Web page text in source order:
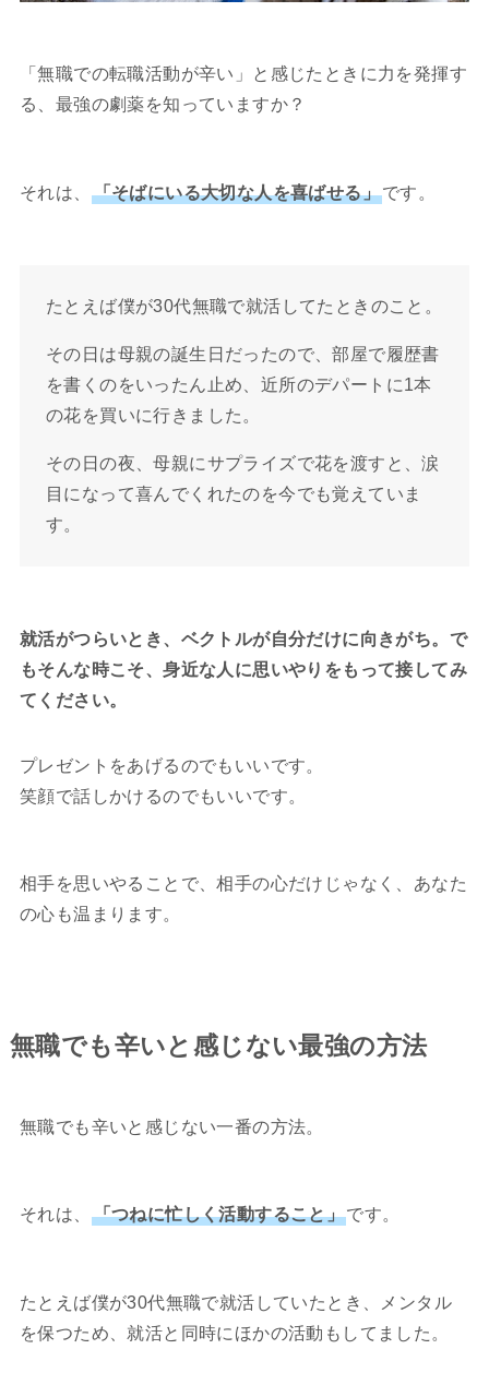
「無職での転職活動が辛い」と感じたときに力を発揮す
る、最強の劇薬を知っていますか？
それは、 「そばにいる大切な人を喜ばせる」です。
たとえば僕が30代無職で就活してたときのこと。
その日は母親の誕生日だったので、部屋で履歴書
を書くのをいったん止め、近所のデパートに1本
の花を買いに行きました。
その日の夜、母親にサプライズで花を渡すと、涙
目になって喜んでくれたのを今でも覚えていま
す。
就活がつらいとき、ベクトルが自分だけに向きがち。で
もそんな時こそ、身近な人に思いやりをもって接してみ
てください。
プレゼントをあげるのでもいいです。
笑顔で話しかけるのでもいいです。
相手を思いやることで、相手の心だけじゃなく、あなた
の心も温まります。
無職でも辛いと感じない最強の方法
無職でも辛いと感じない一番の方法。
それは、 「つねに忙しく活動すること」です。
たとえば僕が30代無職で就活していたとき、メンタル
を保つため、就活と同時にほかの活動もしてました。